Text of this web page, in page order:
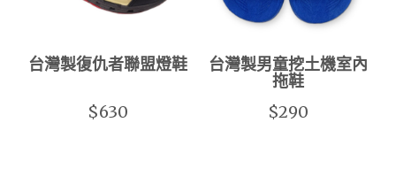
台灣製復仇者聯盟燈鞋
$630
台灣製男童挖土機室內
拖鞋
$290